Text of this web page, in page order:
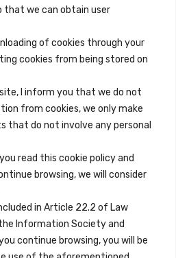
that we can obtain user
of cookies through your
cookies from being stored on
I inform you that we do not
from cookies, we only make
that do not involve any personal
read this cookie policy and
browsing, we will consider
in Article 22.2 of Law
Information Society and
continue browsing, you will be